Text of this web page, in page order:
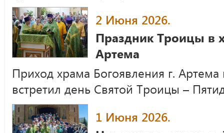
2 Июня 2026.
Праздник Троицы в
Артема
Приход храма Богоявления г.
встретил день Святой Троицы –
1 Июня 2026.